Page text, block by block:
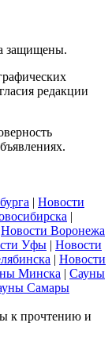
редакции
| Новости
|
Новости Воронежа
Уфы | Новости
| Новости
Минска | Сауны
Самары
к прочтению и